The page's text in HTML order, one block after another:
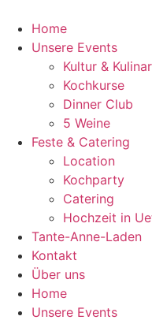
Home
Unsere Events
Kultur &
Kochkurse
Dinner Club
5 Weine
Feste & Catering
Location
Kochparty
Catering
Hochzeit in
Tante-Anne-Laden
Kontakt
Über uns
Home
Unsere Events